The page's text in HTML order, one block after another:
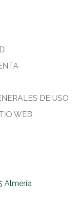
DE USO
WEB
Almería